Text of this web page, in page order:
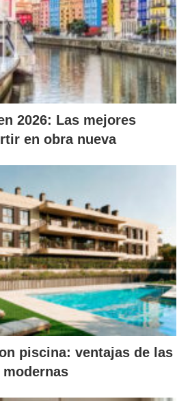
2026: Las mejores
en obra nueva
piscina: ventajas de las